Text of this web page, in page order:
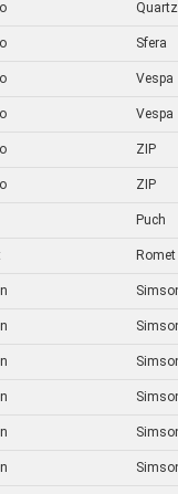
Quartz
Sfera
Vespa
Vespa
ZIP
ZIP
Puch
Romet